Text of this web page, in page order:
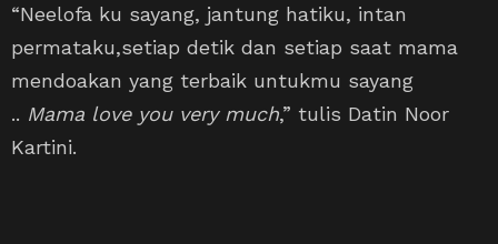
“Neelofa ku sayang, jantung hatiku, intan
permataku,setiap detik dan setiap saat mama
mendoakan yang terbaik untukmu sayang
.. Mama love you very much,” tulis Datin Noor
Kartini.